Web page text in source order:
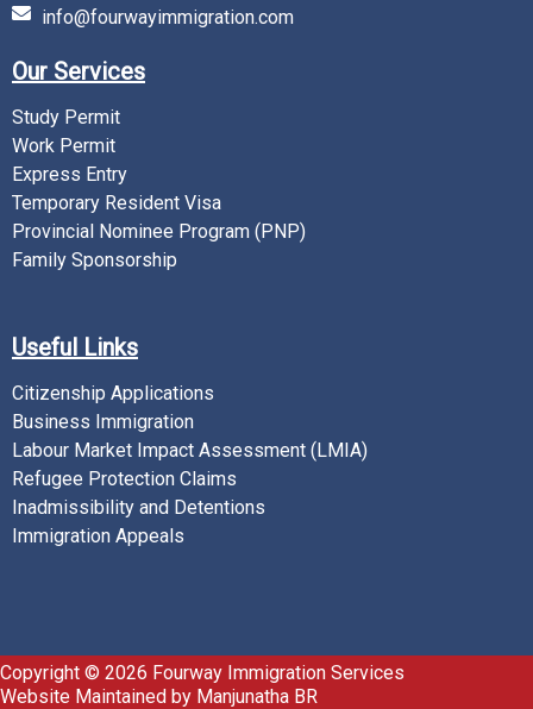
info@fourwayimmigration.com
Our Services
Study Permit
Work Permit
Express Entry
Temporary Resident Visa
Provincial Nominee Program (PNP)
Family Sponsorship
Useful Links
Citizenship Applications
Business Immigration
Labour Market Impact Assessment (LMIA)
Refugee Protection Claims
Inadmissibility and Detentions
Immigration Appeals
Copyright © 2026 Fourway Immigration Services
Website Maintained by Manjunatha BR